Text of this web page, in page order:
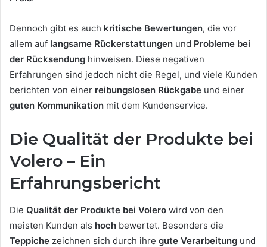
Dennoch gibt es auch kritische Bewertungen, die vor
allem auf langsame Rückerstattungen und Probleme bei
der Rücksendung hinweisen. Diese negativen
Erfahrungen sind jedoch nicht die Regel, und viele Kunden
berichten von einer reibungslosen Rückgabe und einer
guten Kommunikation mit dem Kundenservice.
Die Qualität der Produkte bei
Volero – Ein
Erfahrungsbericht
Die Qualität der Produkte bei Volero wird von den
meisten Kunden als hoch bewertet. Besonders die
Teppiche zeichnen sich durch ihre gute Verarbeitung und